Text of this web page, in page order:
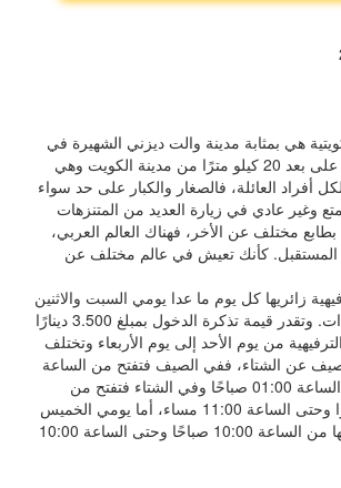
هي بمثابة مدينة والت ديزني الشهيرة في
الكويت. تقع المدينة على بعد 20 كيلو مترًا من مدينة الكويت وهي
أفراد العائلة، فالصغار والكبار على حد سواء
وغير عادي في زيارة العديد من المتنزهات
بطابع مختلف عن الأخر، فهناك العالم العربي،
المستقبل. كأنك تعيش في عالم مختلف عن
زائريها كل يوم ما عدا يومي السبت والاثنين
اللذان خصصا للسيدات. وتقدر قيمة تذكرة الدخول بمبلغ 3.500 دينارًا
من يوم الأحد إلى يوم الأربعاء وتختلف
عن الشتاء، ففي الصيف فتفتح من الساعة
05:00 مساء وحتى الساعة 01:00 صباحًا وفي الشتاء فتفتح من
الساعة 03:00 عصرًا وحتى الساعة 11:00 مساء، أما يومي الخميس
والجمعة فتفتح أبوابها من الساعة 10:00 صباحًا وحتى الساعة 10:00